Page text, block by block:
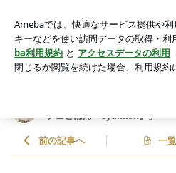
ブログ「含み笑いのカフェごはん
meba
アプリをダウンロードして ブログの
ょう。
フェごはん『syunkon』」
前の記事へ 一覧